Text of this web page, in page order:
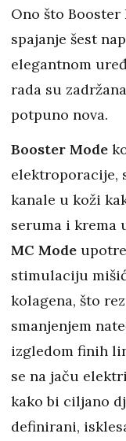
Ono što
spajanje šest
elegantnom
rada su
potpuno nova.
Booster Mode
elektroporacije,
kanale u koži
seruma i krema
MC Mode
stimulaciju
kolagena, što
smanjenjem
izgledom finih
se na jaču
kako bi ciljano
definirani,